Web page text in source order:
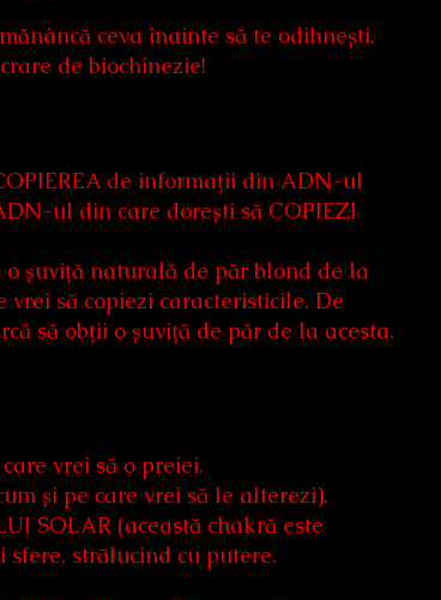
ceva înainte să te odihnești.
de biochinezie!
de informații din ADN-ul
ul din care dorești să COPIEZI
o șuviță naturală de păr blond de la
să copiezi caracteristicile. De
să obții o șuviță de păr de la acesta.
vrei să o preiei.
și pe care vrei să le alterezi).
SOLAR (această chakră este
strălucind cu putere.